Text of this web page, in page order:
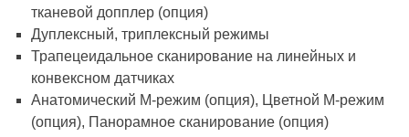
тканевой допплер (опция)
Дуплексный, триплексный режимы
Трапецеидальное сканирование на линейных и
конвексном датчиках
Анатомический М-режим (опция), Цветной М-режим
(опция), Панорамное сканирование (опция)